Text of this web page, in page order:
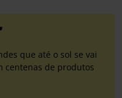
que até o sol se vai
centenas de produtos